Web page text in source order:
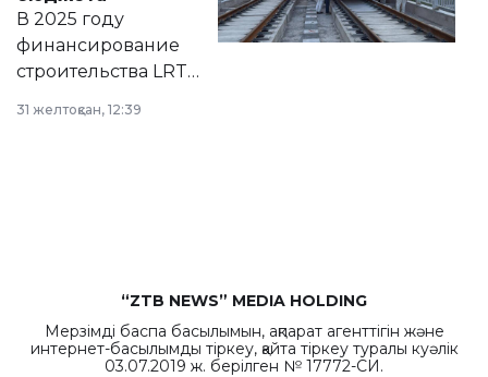
на сайте маслихат
города.
В 2025 году
финансирование
строительства LRT
республиканского
31 желтоқсан, 12:39
“ZTB NEWS” MEDIA HOLDING
Мерзімді баспа басылымын, ақпарат агенттігін және
интернет-басылымды тіркеу, қайта тіркеу туралы куәлік
03.07.2019 ж. берілген № 17772-СИ.